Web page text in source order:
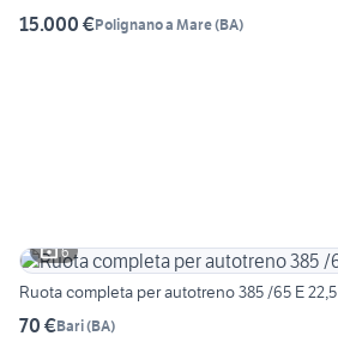
15.000 €Polignano a Mare(BA)
6
Ruota completa per autotreno 385 /65 E 22,5
70 €Bari(BA)